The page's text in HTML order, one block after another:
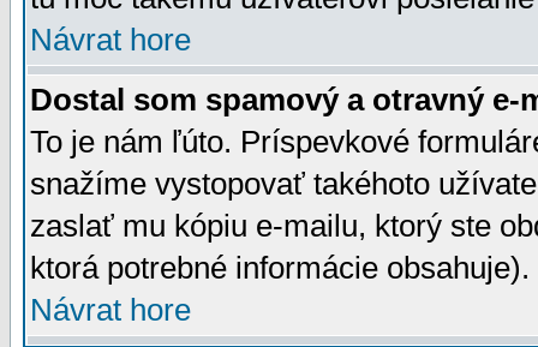
Návrat hore
Dostal som spamový a otravný e-
To je nám ľúto. Príspevkové
snažíme vystopovať takéhoto
zaslať mu kópiu e-mailu, ktorý ste
ktorá potrebné informácie
Návrat hore